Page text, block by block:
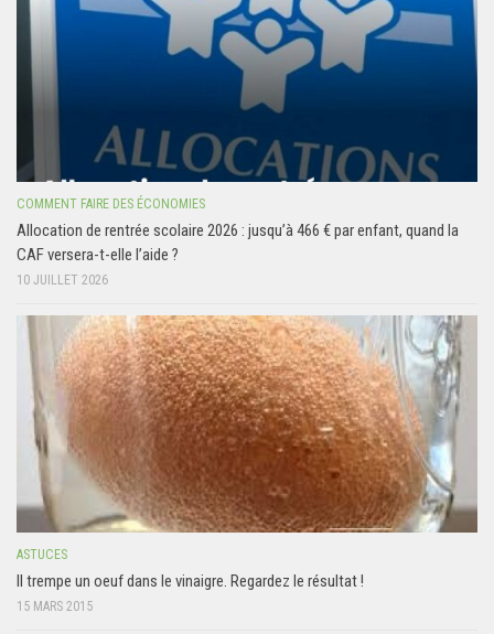
COMMENT FAIRE DES ÉCONOMIES
Allocation de rentrée scolaire 2026 : jusqu’à 466 € par enfant, quand la
CAF versera-t-elle l’aide ?
10 JUILLET 2026
ASTUCES
Il trempe un oeuf dans le vinaigre. Regardez le résultat !
15 MARS 2015